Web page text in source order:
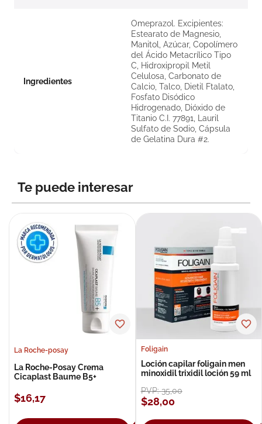
Ingredientes
Omeprazol. Excipientes:
Estearato de Magnesio,
Manitol, Azúcar, Copolímero
del Ácido Metacrílico Tipo
C, Hidroxipropil Metil
Celulosa, Carbonato de
Calcio, Talco, Dietil Ftalato,
Fosfato Disódico
Hidrogenado, Dióxido de
Titanio C.I. 77891, Lauril
Sulfato de Sodio, Cápsula
de Gelatina Dura #2.
Te puede interesar
La Roche-posay
La Roche-Posay Crema
Cicaplast Baume B5+
$16,17
Foligain
Loción capilar foligain men
minoxidil trixidil loción 59 ml
PVP:35,00
$28,00